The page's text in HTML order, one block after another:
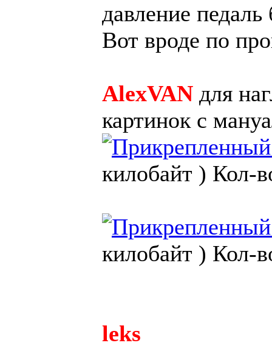
давление
Вот вроде по
AlexVAN для
картинок с
килобайт ) Кол-
килобайт ) Кол-
leks